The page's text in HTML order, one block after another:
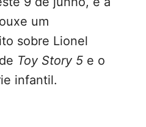
um
sobre Lionel
Toy Story 5 e o
infantil.